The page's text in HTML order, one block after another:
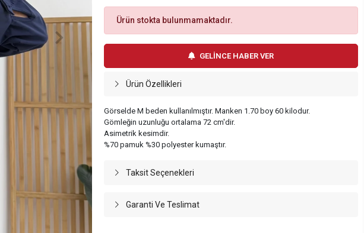
Ürün stokta bulunmamaktadır.
GELİNCE HABER VER
Ürün Özellikleri
Görselde M beden kullanılmıştır. Manken 1.70 boy 60 kilodur.
Gömleğin uzunluğu ortalama 72 cm'dir.
Asimetrik kesimdir.
%70 pamuk %30 polyester kumaştır.
Taksit Seçenekleri
Garanti Ve Teslimat